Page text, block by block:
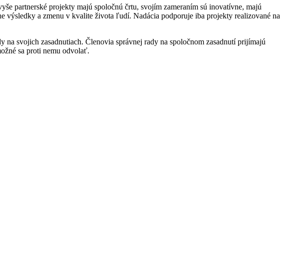
partnerské projekty majú spoločnú črtu, svojím zameraním sú inovatívne, majú
výsledky a zmenu v kvalite života ľudí. Nadácia podporuje iba projekty realizované na
svojich zasadnutiach. Členovia správnej rady na spoločnom zasadnutí prijímajú
sa proti nemu odvolať.